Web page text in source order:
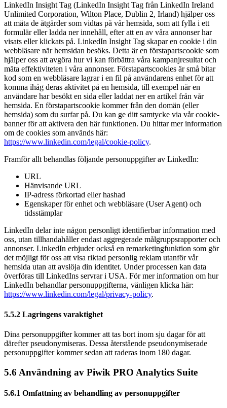
LinkedIn Insight Tag (LinkedIn Insight Tag från LinkedIn Ireland
Unlimited Corporation, Wilton Place, Dublin 2, Irland) hjälper oss
att mäta de åtgärder som vidtas på vår hemsida, som att fylla i ett
formulär eller ladda ner innehåll, efter att en av våra annonser har
visats eller klickats på. LinkedIn Insight Tag skapar en cookie i din
webbläsare när hemsidan besöks. Detta är en förstapartscookie som
hjälper oss att avgöra hur vi kan förbättra våra kampanjresultat och
mäta effektiviteten i våra annonser. Förstapartscookies är små bitar
kod som en webbläsare lagrar i en fil på användarens enhet för att
komma ihåg deras aktivitet på en hemsida, till exempel när en
användare har besökt en sida eller laddat ner en artikel från vår
hemsida. En förstapartscookie kommer från den domän (eller
hemsida) som du surfar på. Du kan ge ditt samtycke via vår cookie-
banner för att aktivera den här funktionen. Du hittar mer information
om de cookies som används här:
https://www.linkedin.com/legal/cookie-policy.
Framför allt behandlas följande personuppgifter av LinkedIn:
URL
Hänvisande URL
IP-adress förkortad eller hashad
Egenskaper för enhet och webbläsare (User Agent) och
tidsstämplar
LinkedIn delar inte någon personligt identifierbar information med
oss, utan tillhandahåller endast aggregerade målgruppsrapporter och
annonser. LinkedIn erbjuder också en remarketingfunktion som gör
det möjligt för oss att visa riktad personlig reklam utanför vår
hemsida utan att avslöja din identitet. Under processen kan data
överföras till LinkedIns servrar i USA. För mer information om hur
LinkedIn behandlar personuppgifterna, vänligen klicka här:
https://www.linkedin.com/legal/privacy-policy.
5.5.2 Lagringens varaktighet
Dina personuppgifter kommer att tas bort inom sju dagar för att
därefter pseudonymiseras. Dessa återstående pseudonymiserade
personuppgifter kommer sedan att raderas inom 180 dagar.
5.6 Användning av Piwik PRO Analytics Suite
5.6.1 Omfattning av behandling av personuppgifter